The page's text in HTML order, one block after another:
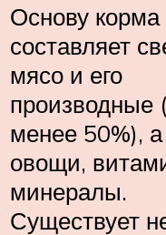
Основу корма
составляет
мясо и его
производные
менее 50%),
овощи,
минералы.
Существует